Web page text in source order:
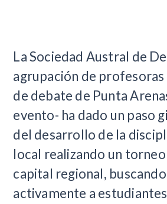
La Sociedad Austral de
agrupación de
de debate de Punta
evento- ha dado un paso
del desarrollo de la
local realizando un torneo
capital regional,
activamente a